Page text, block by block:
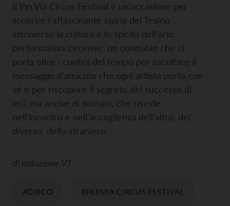
Il PerVia Circus Festival è un’occasione per
scoprire l’affascinante storia del Tesino
attraverso la cultura e lo spirito dell’arte
performativa circense: un connubio che ci
porta oltre i confini del tempo per ascoltare il
messaggio d’amicizia che ogni artista porta con
sé e per riscoprire il segreto del successo di
ieri, ma anche di domani, che risiede
nell’incontro e nell’accoglienza dell’altro, del
diverso, dello straniero.
di redazione VT
#CIRCO #PERVIA CIRCUS FESTIVAL